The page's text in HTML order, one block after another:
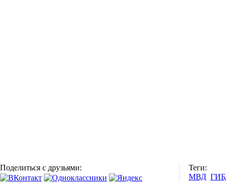
Поделиться с друзьями:
Теги:
МВД